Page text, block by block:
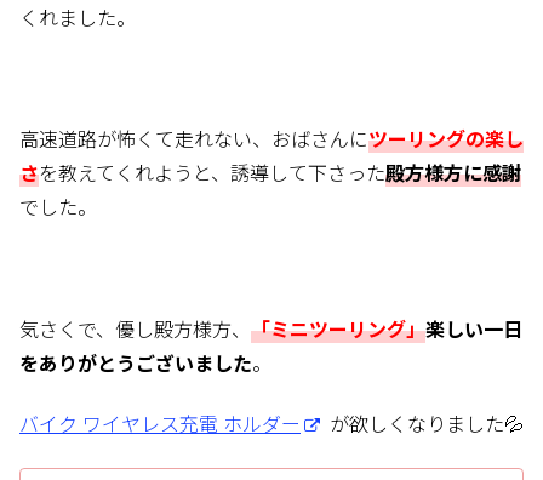
くれました。
高速道路が怖くて走れない、おばさんにツーリングの楽し
さを教えてくれようと、誘導して下さった殿方様方に感謝
でした。
気さくで、優し殿方様方、 「ミニツーリング」楽しい一日
をありがとうございました。
バイク ワイヤレス充電 ホルダー が欲しくなりました💦